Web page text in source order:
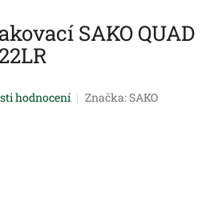
SAKO QUAD
hodnocení Značka:SAKO